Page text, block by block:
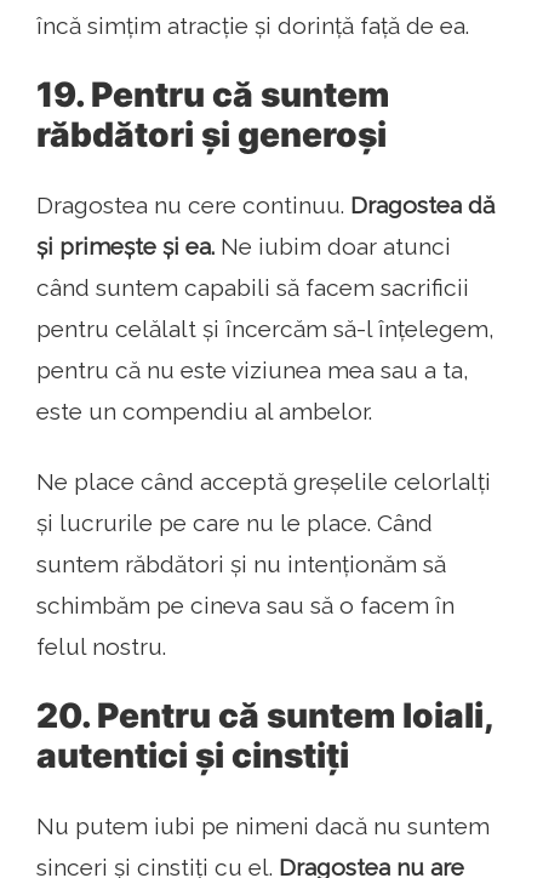
încă simțim atracție și dorință față de ea.
19. Pentru că suntem
răbdători și generoși
Dragostea nu cere continuu. Dragostea dă
și primește și ea. Ne iubim doar atunci
când suntem capabili să facem sacrificii
pentru celălalt și încercăm să-l înțelegem,
pentru că nu este viziunea mea sau a ta,
este un compendiu al ambelor.
Ne place când acceptă greșelile celorlalți
și lucrurile pe care nu le place. Când
suntem răbdători și nu intenționăm să
schimbăm pe cineva sau să o facem în
felul nostru.
20. Pentru că suntem loiali,
autentici și cinstiți
Nu putem iubi pe nimeni dacă nu suntem
sinceri și cinstiți cu el. Dragostea nu are